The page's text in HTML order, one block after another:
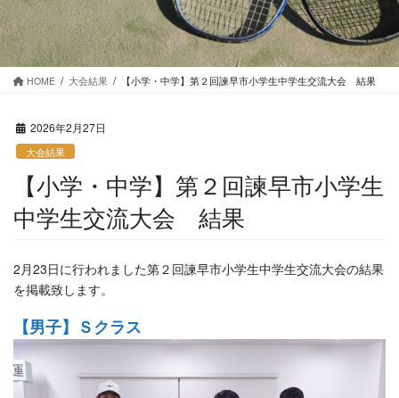
HOME 大会結果 【小学・中学】第２回諫早市小学生中学生交流大会 結果
2026年2月27日
大会結果
【小学・中学】第２回諫早市小学生
中学生交流大会 結果
2月23日に行われました第２回諫早市小学生中学生交流大会の結果
を掲載致します。
【男子】Ｓクラス